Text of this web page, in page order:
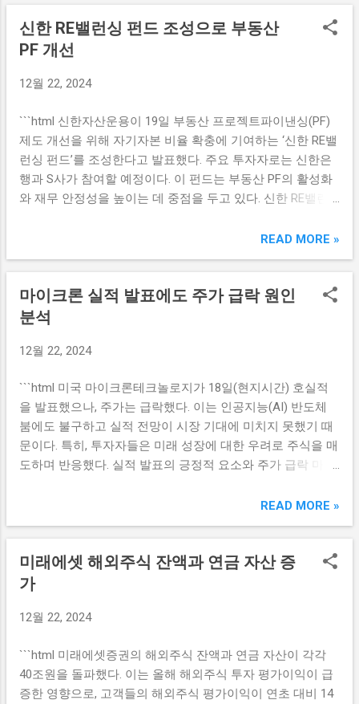
론의 실적 부진으로 인해 추가적인 투자 위축을 겪고 있습니
다. 많은 투자자들이 불확실한 시장 상황을 두려워하여 새로
토되고 있습니다. 이러한 분위기는 반도체 산업의 지속적인
도체 기업들은 이러한 상황을 극복하기 위해 시장 다변화와
기술 혁신을 추진하고 있습니다. 그러나 글로벌 경기 불황...
시장에 솟구치는 수요를 맞추기 위해 노력을 기울이고 있다.
효성중공업은 이미 다양한 산업 분야에서 수소 응용 기술을
개발해온 바 있으며, 이번 협약을 통해 수소발전의 상용화를
다. 이에 따라 효성중공업의 연구개발팀은 수소엔진의 효율
된다. 또한, 효성중공업은 이번 협약의 일환으로 한국남동발
전과 함께 정부의 에너지 전환 정책에 부응하는 지속 가능하
고 친환경적인 수소발전 시스템을 구현할 예정이다. 이는 기
업의 사회적 책임을 다하면서도 경제적 이익을 추구할 수 있
는 기회를 제공한다. 한국남동발전의 역할과 기여 한국남동
이번 협약을 통해 수소발전 시장에 본격적으로 뛰어들게 된
다. 한국남동발전은 수소발전 시스템의 상용화에 기여하기
전은 기존 화석연료 기반 발전방식과는 달리 탄소 배출이 없
는 청정한 에너지원으로, 한국남동발전은 이를 바탕으로 환
예정이다. 이외에도 한국남동발전은 효성중공업과 협력하여
력이 이루어질 경우, 한국남동발전은 정부의 친환경 에너지
목표 달성에 기여하면서도 지속 가능한 사업 모델을 만들어
나갈 ...
신한 RE밸런싱 펀드 조성으로 부동산
PF 개선
12월 22, 2024
```html 신한자산운용이 19일 부동산 프로젝트파이낸싱(PF)
제도 개선을 위해 자기자본 비율 확충에 기여하는 ‘신한 RE밸
런싱 펀드’를 조성한다고 발표했다. 주요 투자자로는 신한은
행과 S사가 참여할 예정이다. 이 펀드는 부동산 PF의 활성화
와 재무 안정성을 높이는 데 중점을 두고 있다. 신한 RE밸런
젝트파이낸싱(PF)의 특성과 필요성에 대한 이해를 바탕으로
금을 조달하기 위한 방법으로, 투자자들에게 안정적인 수익
을 제공할 수 있는 기회를 제공한다. 하지만 본래 자본금이 부
족한 경우에는 종종 자금이 악화될 수 있는 상황에 직면하게
어졌다. 이 펀드는 투자자들에게 필요한 자본금을 확보하고,
다. 또한, 신한 RE밸런싱 펀드는 부동산 PF에 필요한 안정성
을 제공함으로써, 시장의 신뢰를 구축하고 잠재적 투자자들
을 끌어들이는 데 기여한다. 이런 방식으로 부동산 프로젝트
는 더욱 활성화될 수 있으며, 이러한 투자 환경은 장기적으로
경제에 긍정적인 영향을 미칠 것으로 예상된다. 신한 RE밸런
고 있다. 두 기관은 강력한 재무적 기반과 전문성을 보유하고
있으며, 이를 통해 펀드의 신뢰성을 높이고 있다. 이와 같은
한 역할을 할 것으로 보인다. 부동산 PF 개선을 위한 전략적
접근 부동산 PF 개선을 위한 신한 RE밸런싱 펀드의 전략적인
정적인 투자처로 이어지는 신뢰를 구축하는 데 중점을 둔다.
치며, 따라서 신한 RE밸런싱 펀드는 철저한 시장 분석과 리스
크 관리에 힘쓸 예정이다. 둘째,...
READ MORE »
마이크론 실적 발표에도 주가 급락 원인
분석
12월 22, 2024
```html 미국 마이크론테크놀로지가 18일(현지시간) 호실적
을 발표했으나, 주가는 급락했다. 이는 인공지능(AI) 반도체
붐에도 불구하고 실적 전망이 시장 기대에 미치지 못했기 때
문이다. 특히, 투자자들은 미래 성장에 대한 우려로 주식을 매
도하며 반응했다. 실적 발표의 긍정적 요소와 주가 급락 마이
여줬다. 그러나 이러한 긍정적인 요소에도 불구하고 주가는
급락하는 모습을 보였다. 주요 원인 중 하나는 투자자들이 마
이크론의 실적이 분기별로 증가했지만, 연간 성장률이 예상
보다 낮아질 것이라는 우려 때문이었다. 실제로 시장의 예상
은 마이크론이 과거 몇 년간 이어 온 성장을 지속할 것이라는
로 작용하고 있다. 이러한 주가 급락 현상은 투자 심리에 큰
잡기 시작했다. 마이크론의 저조한 실적 전망은 메모리 반도
체 산업에 대한 구조적 변화 때문이기도 하다. 반도체 시장 전
반의 수요 변화와 경쟁이 심화되는 가운데, AI 반도체 붐에도
READ MORE »
미래에셋 해외주식 잔액과 연금 자산 증
가
12월 22, 2024
```html 미래에셋증권의 해외주식 잔액과 연금 자산이 각각
40조원을 돌파했다. 이는 올해 해외주식 투자 평가이익이 급
증한 영향으로, 고객들의 해외주식 평가이익이 연초 대비 14